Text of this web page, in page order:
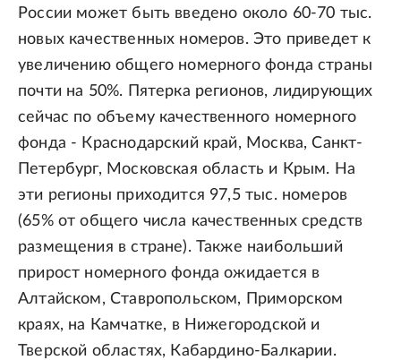
России может быть введено около 60-70 тыс.
новых качественных номеров. Это приведет к
увеличению общего номерного фонда страны
почти на 50%. Пятерка регионов, лидирующих
сейчас по объему качественного номерного
фонда - Краснодарский край, Москва, Санкт-
Петербург, Московская область и Крым. На
эти регионы приходится 97,5 тыс. номеров
(65% от общего числа качественных средств
размещения в стране). Также наибольший
прирост номерного фонда ожидается в
Алтайском, Ставропольском, Приморском
краях, на Камчатке, в Нижегородской и
Тверской областях, Кабардино-Балкарии.